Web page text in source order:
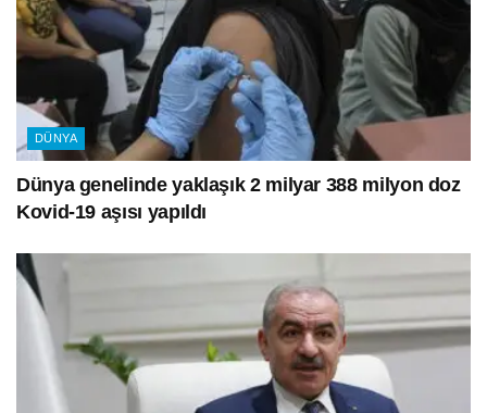
DÜNYA
Dünya genelinde yaklaşık 2 milyar 388 milyon doz
Kovid-19 aşısı yapıldı